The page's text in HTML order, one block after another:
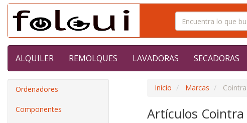
ALQUILER REMOLQUES LAVADORAS SECADORAS
Ordenadores
Componentes
Inicio Marcas Cointra
Artículos Cointra